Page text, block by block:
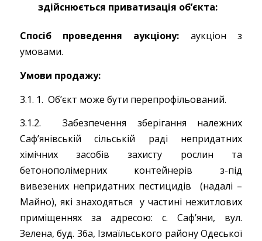
здійснюється приватизація об’єкта:
Спосіб проведення аукціону: аукціон з
умовами.
Умови продажу:
3.1. 1. Об’єкт може бути перепрофільований.
3.1.2. Забезпечення зберігання належних
Саф’янівській сільській раді непридатних
хімічних засобів захисту рослин та
бетонополімерних контейнерів з-під
вивезених непридатних пестицидів (надалі –
Майно), які знаходяться у частині нежитлових
приміщеннях за адресою: с. Саф’яни, вул.
Зелена, буд. 36а, Ізмаїльського району Одеської